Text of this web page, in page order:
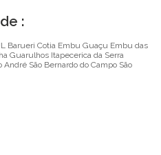
:
Barueri Cotia Embu Guaçu Embu das
Guarulhos Itapecerica da Serra
André São Bernardo do Campo São